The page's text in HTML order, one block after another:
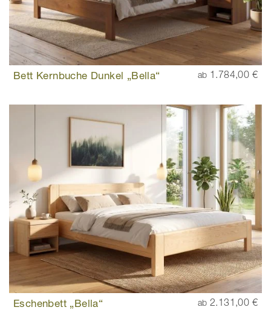
Bett Kernbuche Dunkel „Bella“ ab 1.784,00 €
Eschenbett „Bella“ ab 2.131,00 €